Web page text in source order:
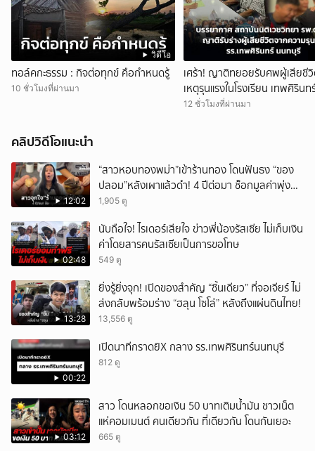
วิดีโอ
ทอล์คกะธรรม : กิจต่อทุกข์ คือกำหนดรู้
10 ชั่วโมงที่ผ่านมา
เศร้า! ญาติทยอยรับศพผู้เสียชี
เหตุรุนแรงในโรงเรียน เทพศิรินท
นนทบุรี
12 ชั่วโมงที่ผ่านมา
คลิปวิดีโอแนะนำ
12:02
“สาวหอบทองพม่า”เข้าร้านทอง โดนฟันธง “ของ
ปลอม”หลังเผาแล้วดำ! 4 ปีต่อมา ช็อกมูลค่าพุ่ง
มหาศาล!
1,905 ดู
02:48
นับถือใจ! ไรเดอร์เสียใจ ข่าวพี่น้องรัสเซีย ไม่เก็บเงิน
ค่าโดยสารคนรัสเซียเป็นการขอโทษ
549 ดู
13:28
ยิ่งรู้ยิ่งจุก! เปิดของสำคัญ “ชิ้นเดียว” ที่จอเจียร์ ไม่
ส่งกลับพร้อมร่าง “ฮลุน โซโล่” หลังถึงแผ่นดินไทย!
13,556 ดู
00:22
เปิดนาทีกราดยิX กลาง รร.เทพศิรินทร์นนทบุรี
812 ดู
03:12
สาว โดนหลอกขอเงิน 50 บาทเติมน้ำมัน ชาวเน็ต
แห่คอมเมนต์ คนเดียวกัน ที่เดียวกัน โดนกันเยอะ
665 ดู